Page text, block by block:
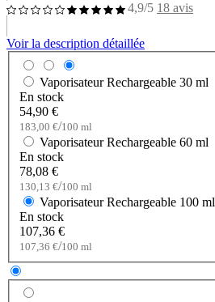
4,9/5 18 avis
Voir la description détaillée
Vaporisateur Rechargeable 30 ml
En stock
54,90 €
183,00 €/100 ml
Vaporisateur Rechargeable 60 ml
En stock
78,08 €
130,13 €/100 ml
Vaporisateur Rechargeable 100 ml
En stock
107,36 €
107,36 €/100 ml